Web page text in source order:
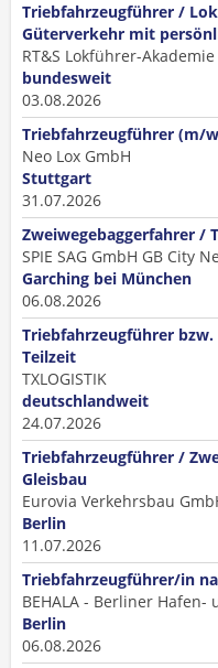
Triebfahrzeugführer /
Güterverkehr mit
RT&S Lokführer-Akademie
bundesweit
03.08.2026
Triebfahrzeugführer (m/
Neo Lox GmbH
Stuttgart
31.07.2026
Zweiwegebaggerfahrer /
SPIE SAG GmbH GB City
Garching bei München
06.08.2026
Triebfahrzeugführer
Teilzeit
TXLOGISTIK
deutschlandweit
24.07.2026
Triebfahrzeugführer /
Gleisbau
Eurovia Verkehrsbau
Berlin
11.07.2026
Triebfahrzeugführer/in
BEHALA - Berliner
Berlin
06.08.2026